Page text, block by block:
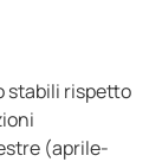
stabili rispetto
(aprile-